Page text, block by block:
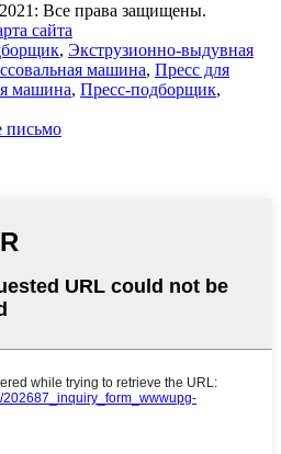
Все права защищены.
сайта
, Экструзионно-выдувная
машина, Пресс для
машина, Пресс-подборщик,
письмо